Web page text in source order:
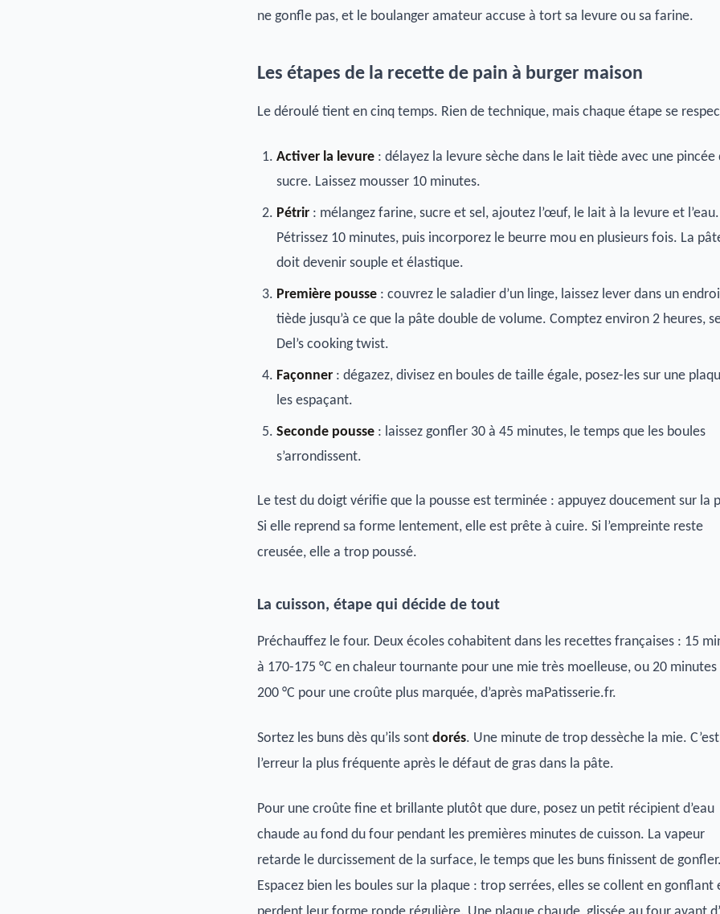
ne gonfle pas, et le boulanger amateur accuse à tort sa levure ou sa farine.
Les étapes de la recette de pain à burger maison
Le déroulé tient en cinq temps. Rien de technique, mais chaque étape se
Activer la levure : délayez la levure sèche dans le lait tiède avec une pincée
sucre. Laissez mousser 10 minutes.
Pétrir : mélangez farine, sucre et sel, ajoutez l’œuf, le lait à la levure et l’eau.
Pétrissez 10 minutes, puis incorporez le beurre mou en plusieurs fois. La
doit devenir souple et élastique.
Première pousse : couvrez le saladier d’un linge, laissez lever dans un
tiède jusqu’à ce que la pâte double de volume. Comptez environ 2 heures,
Del’s cooking twist.
Façonner : dégazez, divisez en boules de taille égale, posez-les sur une
les espaçant.
Seconde pousse : laissez gonfler 30 à 45 minutes, le temps que les boules
s’arrondissent.
Le test du doigt vérifie que la pousse est terminée : appuyez doucement sur la
Si elle reprend sa forme lentement, elle est prête à cuire. Si l’empreinte reste
creusée, elle a trop poussé.
La cuisson, étape qui décide de tout
Préchauffez le four. Deux écoles cohabitent dans les recettes françaises : 15
à 170-175 °C en chaleur tournante pour une mie très moelleuse, ou 20 minutes
200 °C pour une croûte plus marquée, d’après maPatisserie.fr.
Sortez les buns dès qu’ils sont dorés. Une minute de trop dessèche la mie. C’est
l’erreur la plus fréquente après le défaut de gras dans la pâte.
Pour une croûte fine et brillante plutôt que dure, posez un petit récipient d’eau
chaude au fond du four pendant les premières minutes de cuisson. La vapeur
retarde le durcissement de la surface, le temps que les buns finissent de
Espacez bien les boules sur la plaque : trop serrées, elles se collent en gonflant